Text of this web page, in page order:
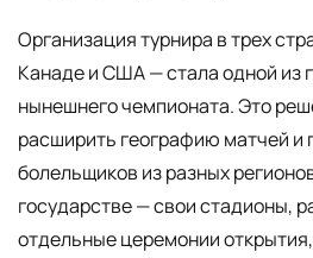
Организация турнира в трех
Канаде и США — стала одной из
нынешнего чемпионата. Это
расширить географию матчей и
болельщиков из разных
государстве — свои стадионы,
отдельные церемонии